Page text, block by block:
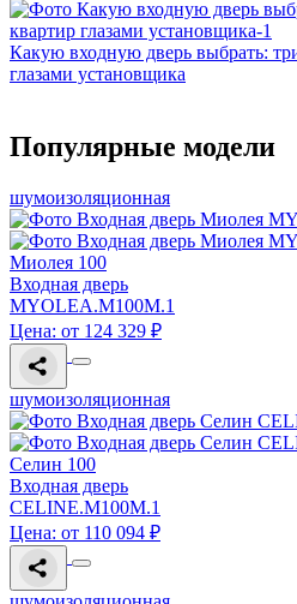
Какую входную дверь выбрать:
глазами установщика
Популярные модели
шумоизоляционная
Миолея 100
Входная дверь
MYOLEA.M100M.1
Цена: от 124 329 ₽
шумоизоляционная
Селин 100
Входная дверь
CELINE.M100M.1
Цена: от 110 094 ₽